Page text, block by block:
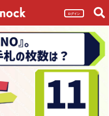
ログイン